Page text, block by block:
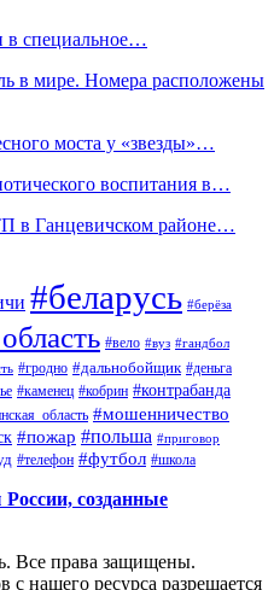
в специальное…
в мире. Номера расположены
моста у «звезды»…
воспитания в…
в Ганцевичском районе…
#беларусь #берёза
#вело #вуз #гандбол
#гродно #дальнобойщик #деньга
#каменец #кобрин #контрабанда
#мошенничество
#пожар #польша #приговор
#телефон #футбол #школа
созданные
Все права защищены.
нашего ресурса разрешается